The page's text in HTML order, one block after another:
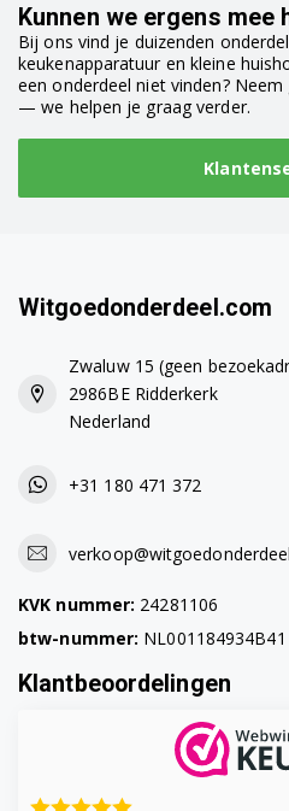
Kunnen we ergens mee
Bij ons vind je duizenden
keukenapparatuur en kleine
een onderdeel niet vinden?
— we helpen je graag verder.
Witgoedonderdeel.com
Zwaluw 15 (geen
2986BE Ridderkerk
Nederland
+31 180 471 372
KVK nummer: 24281106
btw-nummer: NL001184934B41
Klantbeoordelingen